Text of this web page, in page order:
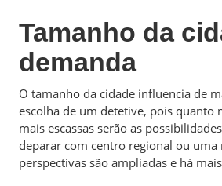
Tamanho da
demanda
O tamanho da cidade influencia de
escolha de um detetive, pois quanto
mais escassas serão as
deparar com centro regional ou uma
perspectivas são ampliadas e há